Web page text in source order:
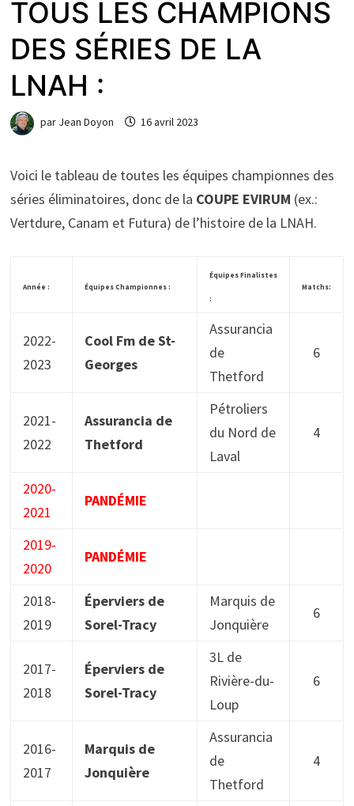
TOUS LES CHAMPIONS
DES SÉRIES DE LA
LNAH :
par Jean Doyon 16 avril 2023
Voici le tableau de toutes les équipes championnes des
séries éliminatoires, donc de la COUPE EVIRUM (ex.:
Vertdure, Canam et Futura) de l’histoire de la LNAH.
Année : Équipes Championnes :
Équipes Finalistes
:
Matchs:
2022-
2023
Cool Fm de St-
Georges
Assurancia
de
Thetford
6
2021-
2022
Assurancia de
Thetford
Pétroliers
du Nord de
Laval
4
2020-
2021
PANDÉMIE
2019-
2020
PANDÉMIE
2018-
2019
Éperviers de
Sorel-Tracy
Marquis de
Jonquière
6
2017-
2018
Éperviers de
Sorel-Tracy
3L de
Rivière-du-
Loup
6
2016-
2017
Marquis de
Jonquière
Assurancia
de
Thetford
4